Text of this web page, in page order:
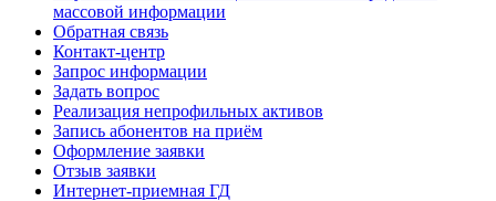
массовой информации
Обратная связь
Контакт-центр
Запрос информации
Задать вопрос
Реализация непрофильных активов
Запись абонентов на приём
Оформление заявки
Отзыв заявки
Интернет-приемная ГД